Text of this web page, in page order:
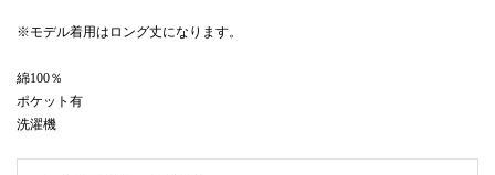
※モデル着用はロング丈になります。
綿100％
ポケット有
洗濯機